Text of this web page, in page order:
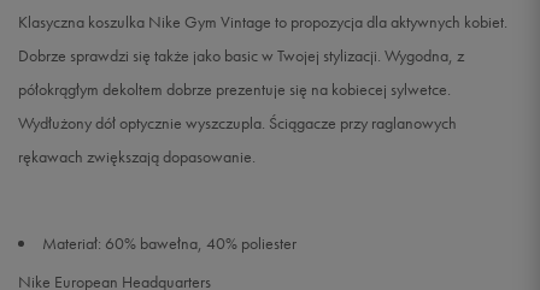
Klasyczna koszulka Nike Gym Vintage to propozycja dla aktywnych kobiet.
Dobrze sprawdzi się także jako basic w Twojej stylizacji. Wygodna, z
półokrągłym dekoltem dobrze prezentuje się na kobiecej sylwetce.
Wydłużony dół optycznie wyszczupla. Ściągacze przy raglanowych
rękawach zwiększają dopasowanie.
Materiał: 60% bawełna, 40% poliester
Nike European Headquarters